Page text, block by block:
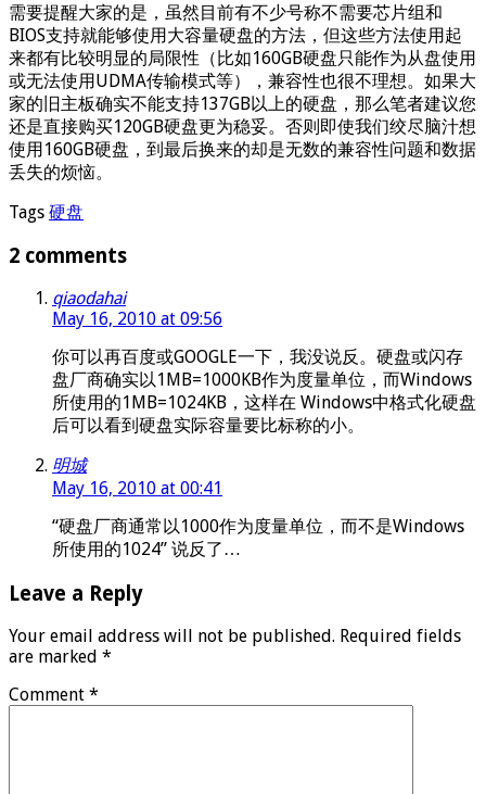
需要提醒大家的是，虽然目前有不少号称不需要芯片组和
BIOS支持就能够使用大容量硬盘的方法，但这些方法使用起
来都有比较明显的局限性（比如160GB硬盘只能作为从盘使用
或无法使用UDMA传输模式等），兼容性也很不理想。如果大
家的旧主板确实不能支持137GB以上的硬盘，那么笔者建议您
还是直接购买120GB硬盘更为稳妥。否则即使我们绞尽脑汁想
使用160GB硬盘，到最后换来的却是无数的兼容性问题和数据
丢失的烦恼。
Tags 硬盘
2 comments
qiaodahai
May 16, 2010 at 09:56
你可以再百度或GOOGLE一下，我没说反。硬盘或闪存
盘厂商确实以1MB=1000KB作为度量单位，而Windows
所使用的1MB=1024KB，这样在 Windows中格式化硬盘
后可以看到硬盘实际容量要比标称的小。
明城
May 16, 2010 at 00:41
“硬盘厂商通常以1000作为度量单位，而不是Windows
所使用的1024” 说反了…
Leave a Reply
Your email address will not be published. Required fields
are marked *
Comment *